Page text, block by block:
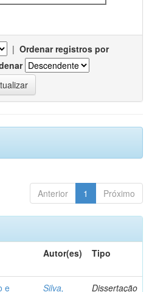
| Ordenar registros por
Anterior 1 Próximo
Autor(es) Tipo
e
Silva,
Dissertação